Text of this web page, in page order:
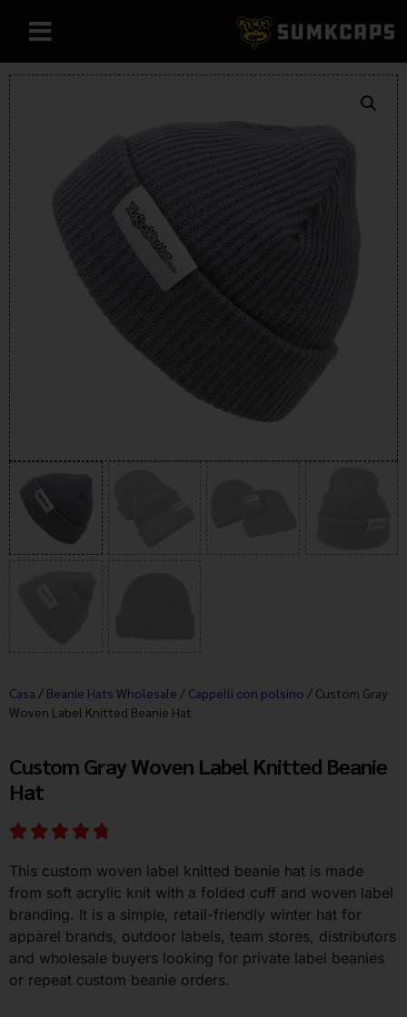
Casa / Beanie Hats Wholesale / Cappelli con polsino / Custom Gray
Woven Label Knitted Beanie Hat
Custom Gray Woven Label Knitted Beanie
Hat
This custom woven label knitted beanie hat is made
from soft acrylic knit with a folded cuff and woven label
branding. It is a simple, retail-friendly winter hat for
apparel brands, outdoor labels, team stores, distributors
and wholesale buyers looking for private label beanies
or repeat custom beanie orders.